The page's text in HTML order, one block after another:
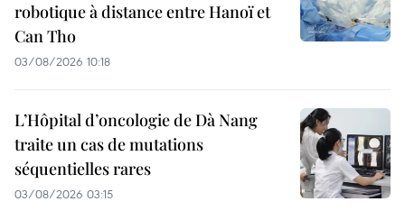
robotique à distance entre Hanoï et
Can Tho
03/08/2026 10:18
L’Hôpital d’oncologie de Dà Nang
traite un cas de mutations
séquentielles rares
03/08/2026 03:15